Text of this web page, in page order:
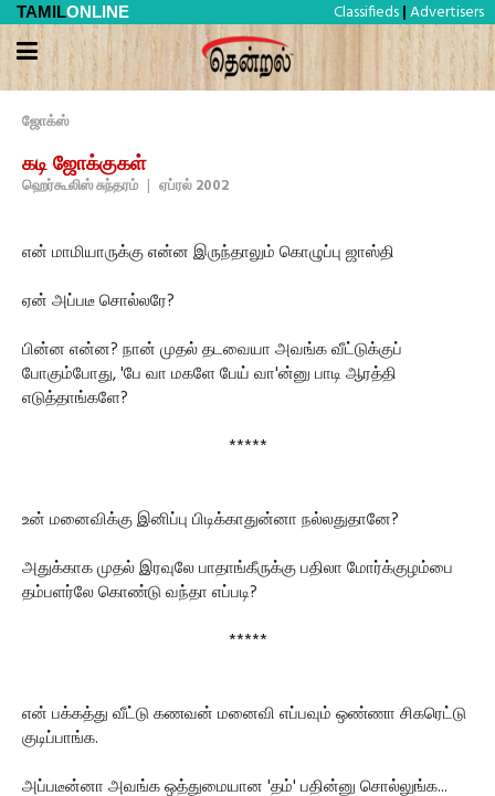
TAMILONLINE Classifieds | Advertisers
ஜோக்ஸ்
கடி ஜோக்குகள்
ஹெர்கூலிஸ் சுந்தரம் | ஏப்ரல் 2002
என் மாமியாருக்கு என்ன இருந்தாலும் கொழுப்பு ஜாஸ்தி
ஏன் அப்படீ சொல்லரே?
பின்ன என்ன? நான் முதல் தடவையா அவங்க வீட்டுக்குப்
போகும்போது, 'பே வா மகளே பேய் வா'ன்னு பாடி ஆரத்தி
எடுத்தாங்களே?
*****
உன் மனைவிக்கு இனிப்பு பிடிக்காதுன்னா நல்லதுதானே?
அதுக்காக முதல் இரவுலே பாதாங்கீருக்கு பதிலா மோர்க்குழம்பை
தம்பளர்லே கொண்டு வந்தா எப்படி?
*****
என் பக்கத்து வீட்டு கணவன் மனைவி எப்பவும் ஒண்ணா சிகரெட்டு
குடிப்பாங்க.
அப்படீன்னா அவங்க ஒத்துமையான 'தம்' பதின்னு சொல்லுங்க...